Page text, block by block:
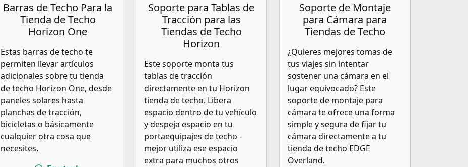
Barras de Techo Para la
Tienda de Techo
Horizon One
Estas barras de techo te
permiten llevar artículos
adicionales sobre tu tienda
de techo Horizon One, desde
paneles solares hasta
planchas de tracción,
bicicletas o básicamente
cualquier otra cosa que
necesites.
Soporte para Tablas de
Tracción para las
Tiendas de Techo
Horizon
Este soporte monta tus
tablas de tracción
directamente en tu Horizon
tienda de techo. Libera
espacio dentro de tu vehículo
y despeja espacio en tu
portaequipajes de techo -
mejor utiliza ese espacio
extra para muchos otros
Soporte de Montaje
para Cámara para
Tiendas de Techo
¿Quieres mejores tomas de
tus viajes sin intentar
sostener una cámara en el
lugar equivocado? Este
soporte de montaje para
cámara te ofrece una forma
simple y segura de fijar tu
cámara directamente a tu
tienda de techo EDGE
Overland.